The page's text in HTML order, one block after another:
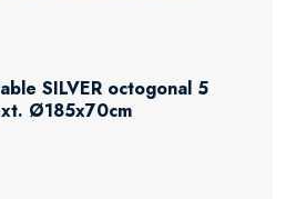
SILVER octogonal 5
Ø185x70cm